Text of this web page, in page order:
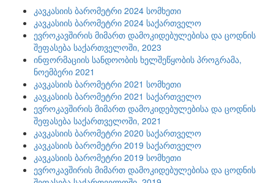
კავკასიის ბარომეტრი 2024 სომხეთი
კავკასიის ბარომეტრი 2024 საქართველო
ევროკავშირის მიმართ დამოკიდებულებისა და ცოდნის
შეფასება საქართველოში, 2023
ინფორმაციის სანდოობის ხელშეწყობის პროგრამა,
ნოემბერი 2021
კავკასიის ბარომეტრი 2021 სომხეთი
კავკასიის ბარომეტრი 2021 საქართველო
ევროკავშირის მიმართ დამოკიდებულებისა და ცოდნის
შეფასება საქართველოში, 2021
კავკასიის ბარომეტრი 2020 საქართველო
კავკასიის ბარომეტრი 2019 საქართველო
კავკასიის ბარომეტრი 2019 სომხეთი
ევროკავშირის მიმართ დამოკიდებულებისა და ცოდნის